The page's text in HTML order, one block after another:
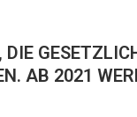
AB 2021